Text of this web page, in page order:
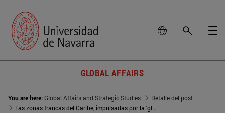
GLOBAL AFFAIRS
You are here:Global Affairs and Strategic Studies
Detalle del post
Las zonas francas del Caribe, impulsadas por la 'glocalización' del Covid-19